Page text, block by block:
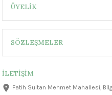
ÜYELİK
SÖZLEŞMELER
İLETİŞİM
Fatih Sultan Mehmet Mahallesi,